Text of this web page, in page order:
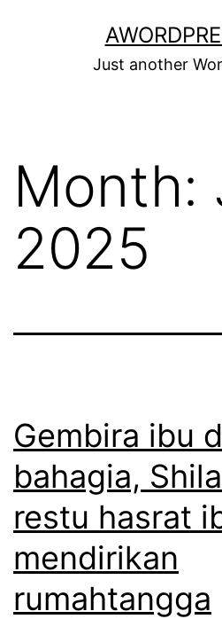
Just another
Month:
2025
Gembira ibu
bahagia,
restu hasrat
mendirikan
rumahtangga